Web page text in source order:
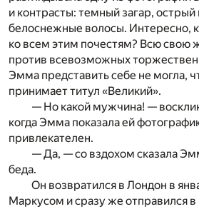
и контрасты: темный загар,
белоснежные волосы. Интересно,
ко всем этим почестям? Всю свою
против всевозможных
Эмма представить себе не могла,
принимает титул «Великий».
— Но какой мужчина! —
когда Эмма показала ей
привлекателен.
— Да, — со вздохом сказала
беда.
Он возвратился в Лондон в
Маркусом и сразу же отправился